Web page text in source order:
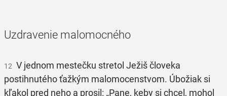
Uzdravenie malomocného
12 V jednom mestečku stretol Ježiš človeka
postihnutého ťažkým malomocenstvom. Úbožiak si
kľakol pred neho a prosil: „Pane, keby si chcel, mohol